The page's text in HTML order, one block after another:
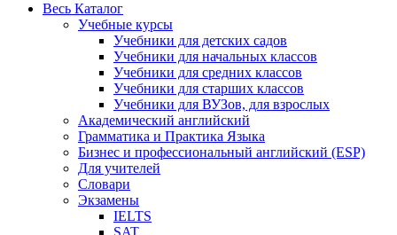
Весь Каталог
Учебные курсы
Учебники для детских садов
Учебники для начальных классов
Учебники для средних классов
Учебники для старших классов
Учебники для ВУЗов, для взрослых
Академический английский
Грамматика и Практика Языка
Бизнес и профессиональный английский (ESP)
Для учителей
Словари
Экзамены
IELTS
SAT